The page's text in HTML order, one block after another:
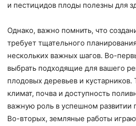
и пестицидов плоды полезны для
Однако, важно помнить, что
требует тщательного
нескольких важных шагов. Во-
выбрать подходящие для вашего
плодовых деревьев и кустарников.
климат, почва и доступность
важную роль в успешном развитии
Во-вторых, земляные работы